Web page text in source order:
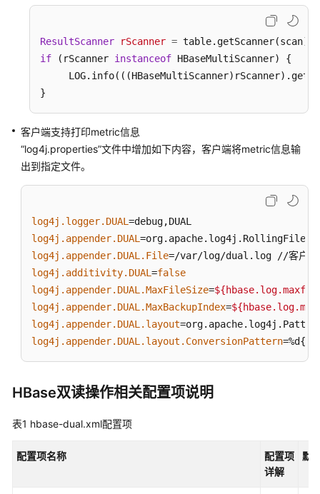
jar
包
说
明
MRS
件
jar
包
版
本
与
集
群
对
系
明
MRS
ResultScanner rScanner =
if (rScanner instanceof HBaseMultiScanner) {
}
客户端支持打印metric信息
“log4j.properties”文件中增加如下内容，客户端将metric信息输
出到指定文件。
log4j.logger.DUAL
log4j.appender.DUAL
log4j.appender.DUAL.File
log4j.additivity.DUAL =false
log4j.appender.DUAL.MaxFileSize=
log4j.appender.DUAL.MaxBackupIndex=
log4j.appender.DUAL.layout
log4j.appender.DUAL.layout.ConversionPattern
HBase双读操作相关配置项说明
表1 hbase-dual.xml配置项
配置项名称
配置项
详解
默